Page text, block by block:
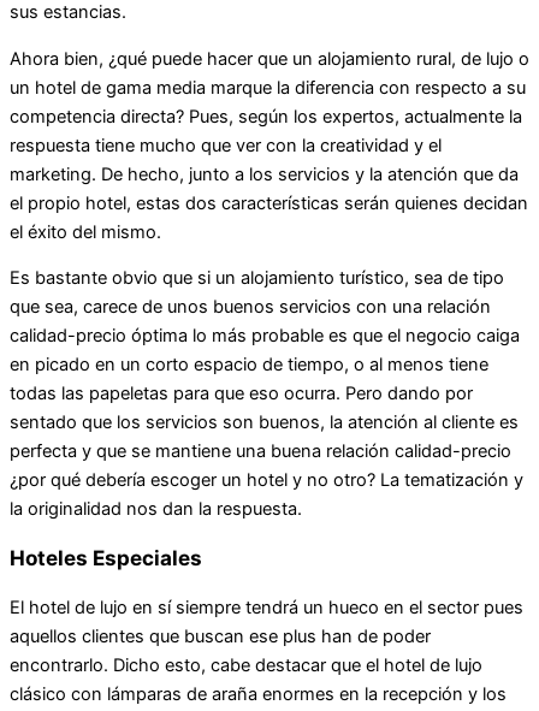
sus estancias.
Ahora bien, ¿qué puede hacer que un alojamiento rural, de lujo o
un hotel de gama media marque la diferencia con respecto a su
competencia directa? Pues, según los expertos, actualmente la
respuesta tiene mucho que ver con la creatividad y el
marketing. De hecho, junto a los servicios y la atención que da
el propio hotel, estas dos características serán quienes decidan
el éxito del mismo.
Es bastante obvio que si un alojamiento turístico, sea de tipo
que sea, carece de unos buenos servicios con una relación
calidad-precio óptima lo más probable es que el negocio caiga
en picado en un corto espacio de tiempo, o al menos tiene
todas las papeletas para que eso ocurra. Pero dando por
sentado que los servicios son buenos, la atención al cliente es
perfecta y que se mantiene una buena relación calidad-precio
¿por qué debería escoger un hotel y no otro? La tematización y
la originalidad nos dan la respuesta.
Hoteles Especiales
El hotel de lujo en sí siempre tendrá un hueco en el sector pues
aquellos clientes que buscan ese plus han de poder
encontrarlo. Dicho esto, cabe destacar que el hotel de lujo
clásico con lámparas de araña enormes en la recepción y los